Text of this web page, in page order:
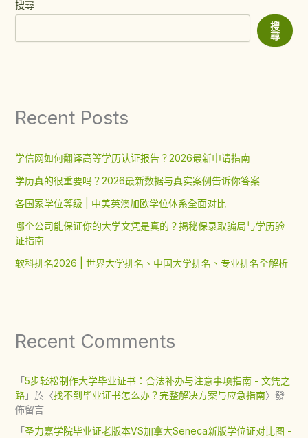
搜尋
搜
尋
Recent Posts
学信网如何翻译高等学历认证报告？2026最新申请指南
学历真的很重要吗？2026最新数据与真实案例告诉你答案
各国家学位等级 | 中美英澳加欧学位体系全面对比
哪个公司能保证你的大学文凭是真的？揭秘保录取骗局与学历验
证指南
软科排名2026 | 世界大学排名、中国大学排名、专业排名全解析
Recent Comments
「5步轻松制作大学毕业证书：合法补办与注意事项指南 - 文凭之
路」於〈找不到毕业证书怎么办？完整解决方案与应急指南〉發
佈留言
「圣力嘉学院毕业证老版本VS加拿大Seneca新版学位证对比图 -